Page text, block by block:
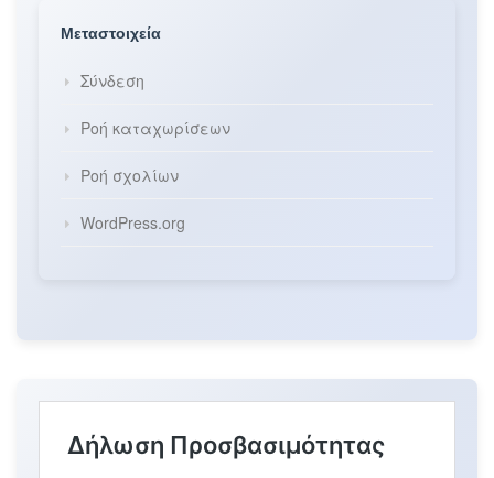
Μεταστοιχεία
Σύνδεση
Ροή καταχωρίσεων
Ροή σχολίων
WordPress.org